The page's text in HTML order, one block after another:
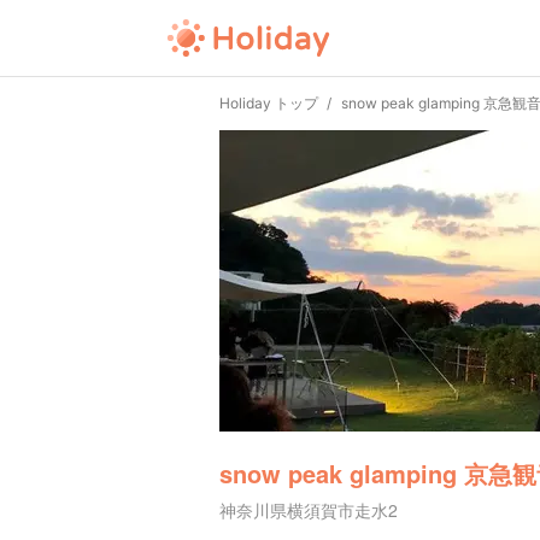
Holiday トップ snow peak glamping 京急観
snow peak glamping 京急
神奈川県横須賀市走水2